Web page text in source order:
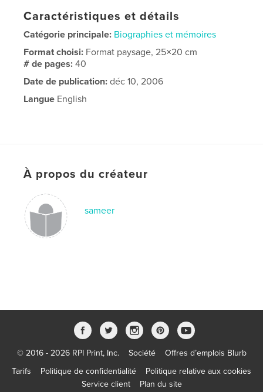
Caractéristiques et détails
Catégorie principale: Biographies et mémoires
Format choisi: Format paysage, 25×20 cm
# de pages:40
Date de publication: déc 10, 2006
Langue English
À propos du créateur
sameer
© 2016 - 2026 RPI Print, Inc. Société
Offres d’emplois Blurb
Tarifs
Politique de confidentialité
Politique relative aux cookies
Service client
Plan du site